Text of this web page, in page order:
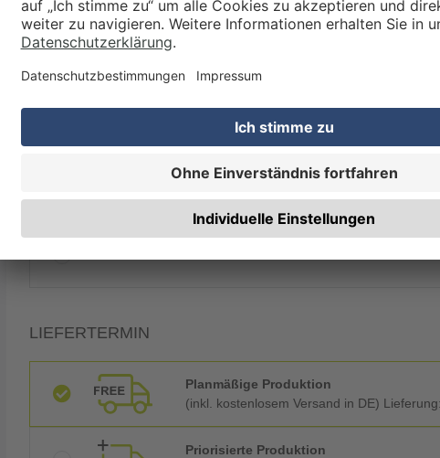
Qualitätskontrolle (von Experten empf.)
LIEFERTERMIN
Planmäßige Produktion
(inkl. kostenlosem Versand in DE) Lieferung:
Priorisierte Produktion